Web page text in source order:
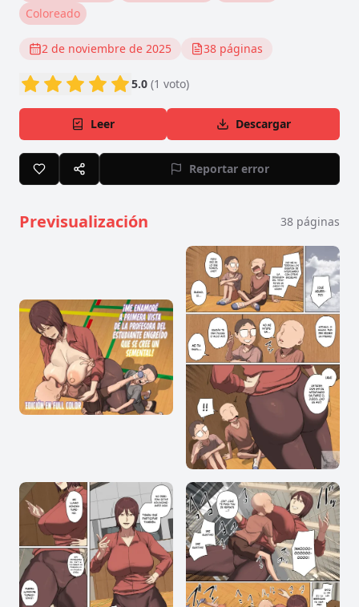
Coloreado
2 de noviembre de 2025 38 páginas
5.0 (1 voto)
Leer Descargar
Reportar error
Previsualización 38 páginas